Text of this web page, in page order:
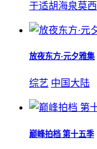
于适胡海泉莫
放夜东方·元夕雅集
综艺 中国大陆
巅峰拍档 第十五季